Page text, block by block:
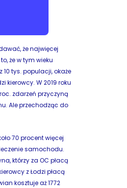
że najwięcej
że w tym wieku
tys. populacji, okaże
kierowcy. W 2019 roku
zdarzeń przyczyną
Ale przechodząc do
70 procent więcej
samochodu.
którzy za OC płacą
z Łodzi płacą
kosztuje aż 1772